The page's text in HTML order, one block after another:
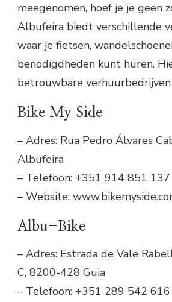
meegenomen, hoef je je geen
Albufeira biedt verschillende
waar je fietsen,
benodigdheden kunt huren.
betrouwbare
Bike My Side
– Adres: Rua Pedro Álvares
Albufeira
– Telefoon: +351 914 851 137
– Website:
Albu-Bike
– Adres: Estrada de Vale
C, 8200-428 Guia
– Telefoon: +351 289 542 616